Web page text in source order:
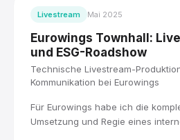
Livestream Mai 2025
Eurowings Townhall:
und ESG-Roadshow
Technische Livestream-
Kommunikation bei Eurowings
Für Eurowings habe ich die
Umsetzung und Regie eines